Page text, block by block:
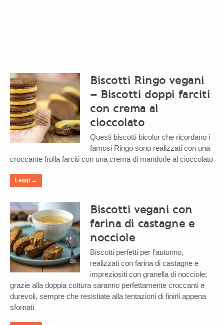
Biscotti Ringo vegani
– Biscotti doppi farciti
con crema al
cioccolato
Questi biscotti bicolor che ricordano i
famosi Ringo sono realizzati con una
croccante frolla farciti con una crema di mandorle al cioccolato
Leggi →
Biscotti vegani con
farina di castagne e
nocciole
Biscotti perfetti per l’autunno,
realizzati con farina di castagne e
impreziositi con granella di nocciole;
grazie alla doppia cottura saranno perfettamente croccanti e
durevoli, sempre che resistiate alla tentazioni di finirli appena
sfornati